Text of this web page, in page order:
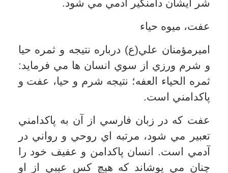
مردم با دو مصداق اصلي عفت يعني مالي و
زيادي نيز خواستار عفت در اين دو حوزه و
با توجه به آن چه گفته شد، معلوم مي شود
كه ارتباط تنگاتنگي ميان ايمان و حيا و عفت
وجود دارد و اگر انسان بخواهد به برترين
فضيلت هاي انساني دست يابد بايد به شرم
تر از چارپايان سقوط مي كند؛ زيرا هر
مسئوليت و تكليفي از وي برداشته مي شود
و شخص مي تواند هر كاري را انجام دهد بي
آن كه خود را مسئول بشمارد در اين حالت
گفته مي شود كه خداوند او را به حال خود
واگذاشته و رها كرده است، هر چند كه